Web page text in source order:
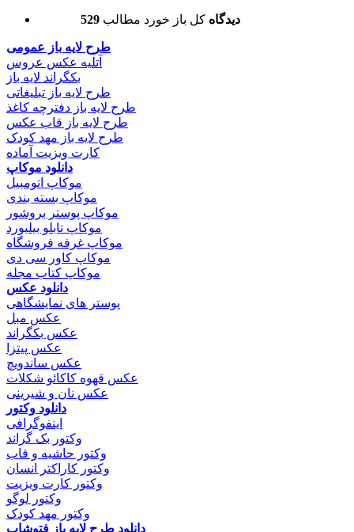
529 دیدگاه کل باز خورد مطالب
طرح لایه باز عمومی
آتلیه عکس عروس
بکگراند لایه باز
طرح لایه باز تبلیغاتی
طرح لایه باز دفترچه کاغذ
طرح لایه باز قاب عکس
طرح لایه باز مهد کودک
کارت ویزیت آماده
دانلود موکاپ
موکاپ اتومبیل
موکاپ بسته بندی
موکاپ پوستر بروشور
موکاپ تابلو بیلبورد
موکاپ غرفه فروشگاه
موکاپ کاور سی دی
موکاپ کتاب مجله
دانلود عکس
پوستر های نمایشگاهی
عکس مبل
عکس بکگراند
عکس پیتزا
عکس ساندویچ
عکس قهوه کاکائو شکلات
عکس نان و شیرینی
دانلود وکتور
اینفوگرافی
وکتور بک گراند
وکتور حاشیه و قاب
وکتور کاراکتر انسان
وکتور کارت ویزیت
وکتور لوگو
وکتور مهد کودک
دانلود طرح لایه باز فتوشاپ